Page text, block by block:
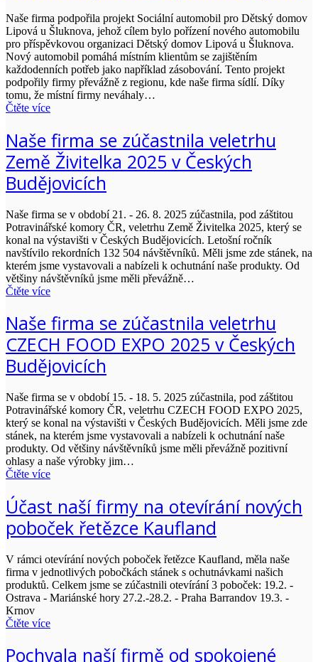
Naše firma podpořila projekt Sociální automobil pro Dětský domov
Lipová u Šluknova, jehož cílem bylo pořízení nového automobilu
pro příspěvkovou organizaci Dětský domov Lipová u Šluknova.
Nový automobil pomáhá místním klientům se zajištěním
každodenních potřeb jako například zásobování. Tento projekt
podpořily firmy převážně z regionu, kde naše firma sídlí. Díky
tomu, že místní firmy neváhaly…
Čtěte více
Naše firma se zúčastnila veletrhu
Země Živitelka 2025 v Českých
Budějovicích
Naše firma se v období 21. - 26. 8. 2025 zúčastnila, pod záštitou
Potravinářské komory ČR, veletrhu Země Živitelka 2025, který se
konal na výstavišti v Českých Budějovicích. Letošní ročník
navštívilo rekordních 132 504 návštěvníků. Měli jsme zde stánek, na
kterém jsme vystavovali a nabízeli k ochutnání naše produkty. Od
většiny návštěvníků jsme měli převážně…
Čtěte více
Naše firma se zúčastnila veletrhu
CZECH FOOD EXPO 2025 v Českých
Budějovicích
Naše firma se v období 15. - 18. 5. 2025 zúčastnila, pod záštitou
Potravinářské komory ČR, veletrhu CZECH FOOD EXPO 2025,
který se konal na výstavišti v Českých Budějovicích. Měli jsme zde
stánek, na kterém jsme vystavovali a nabízeli k ochutnání naše
produkty. Od většiny návštěvníků jsme měli převážně pozitivní
ohlasy a naše výrobky jim…
Čtěte více
Účast naší firmy na otevírání nových
poboček řetězce Kaufland
V rámci otevírání nových poboček řetězce Kaufland, měla naše
firma v jednotlivých pobočkách stánek s ochutnávkami našich
produktů. Celkem jsme se zúčastnili otevírání 3 poboček: 19.2. -
Ostrava - Mariánské hory 27.2.-28.2. - Praha Barrandov 19.3. -
Krnov
Čtěte více
Pochvala naší firmě od spokojené